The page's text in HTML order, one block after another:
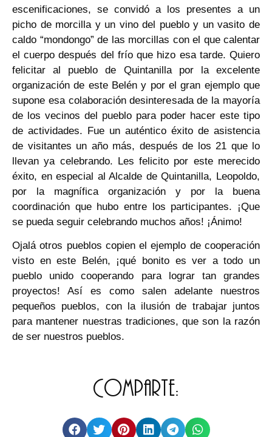
escenificaciones, se convidó a los presentes a un
picho de morcilla y un vino del pueblo y un vasito de
caldo “mondongo” de las morcillas con el que calentar
el cuerpo después del frío que hizo esa tarde. Quiero
felicitar al pueblo de Quintanilla por la excelente
organización de este Belén y por el gran ejemplo que
supone esa colaboración desinteresada de la mayoría
de los vecinos del pueblo para poder hacer este tipo
de actividades. Fue un auténtico éxito de asistencia
de visitantes un año más, después de los 21 que lo
llevan ya celebrando. Les felicito por este merecido
éxito, en especial al Alcalde de Quintanilla, Leopoldo,
por la magnífica organización y por la buena
coordinación que hubo entre los participantes. ¡Que
se pueda seguir celebrando muchos años! ¡Ánimo!
Ojalá otros pueblos copien el ejemplo de cooperación
visto en este Belén, ¡qué bonito es ver a todo un
pueblo unido cooperando para lograr tan grandes
proyectos! Así es como salen adelante nuestros
pequeños pueblos, con la ilusión de trabajar juntos
para mantener nuestras tradiciones, que son la razón
de ser nuestros pueblos.
Comparte: